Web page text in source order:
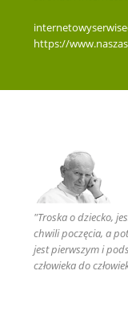
https://
"Troska o dziecko,
chwili poczęcia, a
jest pierwszym i
człowieka do